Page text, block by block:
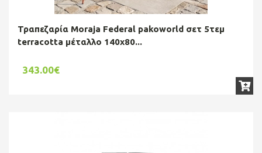
Τραπεζαρία Moraja Federal pakoworld σετ 5τεμ
terracotta μέταλλο 140x80...
343.00€